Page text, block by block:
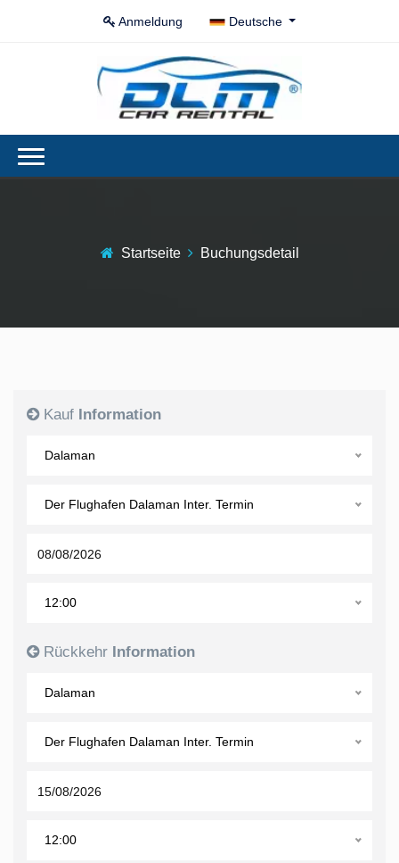
Anmeldung Deutsche
Startseite Buchungsdetail
Kauf Information
Dalaman
Der Flughafen Dalaman Inter. Termin
12:00
Rückkehr Information
Dalaman
Der Flughafen Dalaman Inter. Termin
12:00